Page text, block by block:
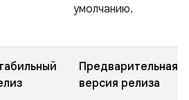
умолчанию.
Предварительная
версия релиза